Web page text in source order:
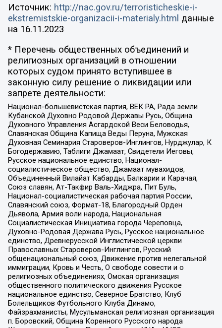
Источник: http://nac.gov.ru/terroristicheskie-i-
ekstremistskie-organizacii-i-materialy.html данные
на 16.11.2023
* Перечень общественных объединений и
религиозных организаций в отношении
которых судом принято вступившее в
законную силу решение о ликвидации или
запрете деятельности:
Национал-большевистская партия, ВЕК РА, Рада земли
Кубанской Духовно Родовой Державы Русь, Община
Духовного Управления Асгардской Веси Беловодья,
Славянская Община Капища Веды Перуна, Мужская
Духовная Семинария Староверов-Инглингов, Нурджулар, К
Богодержавию, Таблиги Джамаат, Свидетели Иеговы,
Русское национальное единство, Национал-
социалистическое общество, Джамаат мувахидов,
Объединенный Вилайат Кабарды, Балкарии и Карачая,
Союз славян, Ат-Такфир Валь-Хиджра, Пит Буль,
Национал-социалистическая рабочая партия России,
Славянский союз, Формат-18, Благородный Орден
Дьявола, Армия воли народа, Национальная
Социалистическая Инициатива города Череповца,
Духовно-Родовая Держава Русь, Русское национальное
единство, Древнерусской Инглистической церкви
Православных Староверов-Инглингов, Русский
общенациональный союз, Движение против нелегальной
иммиграции, Кровь и Честь, О свободе совести и о
религиозных объединениях, Омская организация
общественного политического движения Русское
национальное единство, Северное Братство, Клуб
Болельщиков Футбольного Клуба Динамо,
Файзрахманисты, Мусульманская религиозная организация
п. Боровский, Община Коренного Русского народа